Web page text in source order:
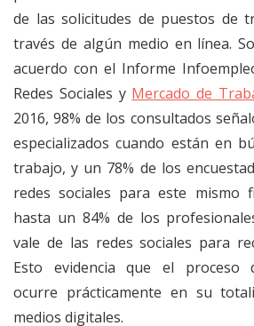
de las solicitudes de puestos de
través de algún medio en línea.
acuerdo con el Informe
Redes Sociales y Mercado de
2016, 98% de los consultados
especializados cuando están en
trabajo, y un 78% de los
redes sociales para este mismo
hasta un 84% de los
vale de las redes sociales para
Esto evidencia que el proceso
ocurre prácticamente en su
medios digitales.